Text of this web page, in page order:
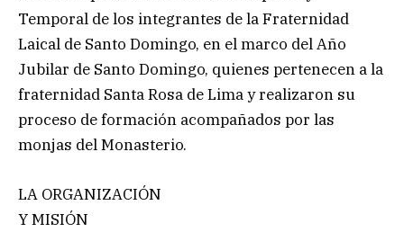
Temporal de los integrantes de la Fraternidad
Laical de Santo Domingo, en el marco del Año
Jubilar de Santo Domingo, quienes pertenecen a la
fraternidad Santa Rosa de Lima y realizaron su
proceso de formación acompañados por las
monjas del Monasterio.
LA ORGANIZACIÓN
Y MISIÓN